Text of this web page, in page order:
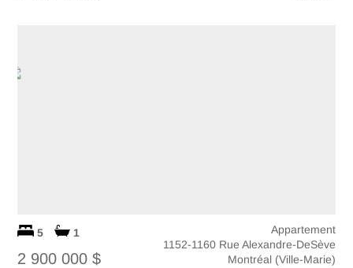
5 1
2 900 000 $
Appartement
1152-1160 Rue Alexandre-DeSève
Montréal (Ville-Marie)